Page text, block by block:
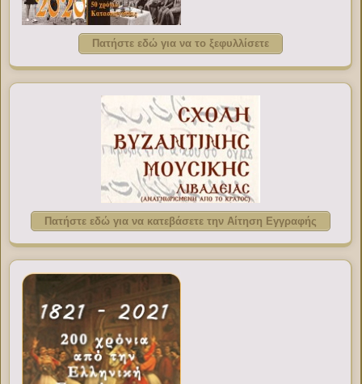
Πατήστε εδώ για να το ξεφυλλίσετε
Πατήστε εδώ για να κατεβάσετε την Αίτηση Εγγραφής